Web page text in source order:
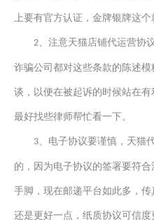
上要有官方认证，金牌银牌这个
2、 注意天猫店铺代运营协
诈骗公司都对这些条款的陈述
谈，以便在被起诉的时候站在
最好找些律师帮忙看一下。
3、电子协议要谨慎 ，天猫
的， 因为电子协议的签署要符
手脚， 现在邮递平台如此多 ， 传
还是更好一点 ，纸质协议可信度